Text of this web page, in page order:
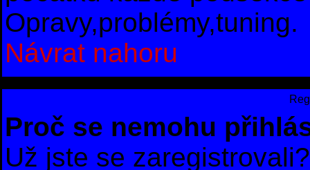
Opravy,problémy,tuning.
Návrat nahoru
Proč se nemohu
Už jste se